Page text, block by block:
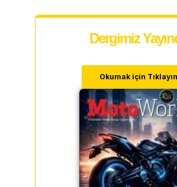
Dergimiz
Okumak için Tıklayın